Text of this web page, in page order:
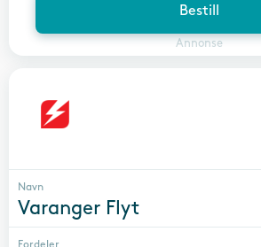
Bestill
Annonse
Navn
Varanger Flyt
Fordeler